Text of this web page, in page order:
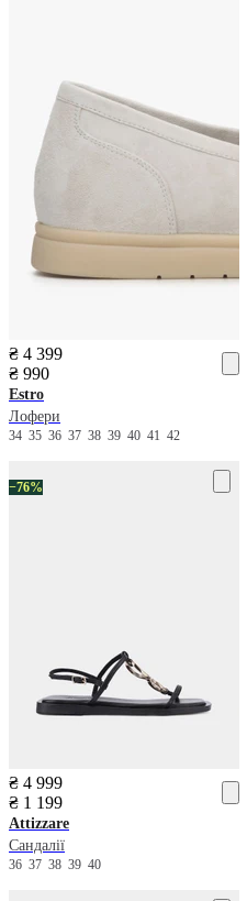
₴ 4 399
₴ 990
Estro
Лофери
34 35 36 37 38 39 40 41 42
−76%
₴ 4 999
₴ 1 199
Attizzare
Сандалії
36 37 38 39 40